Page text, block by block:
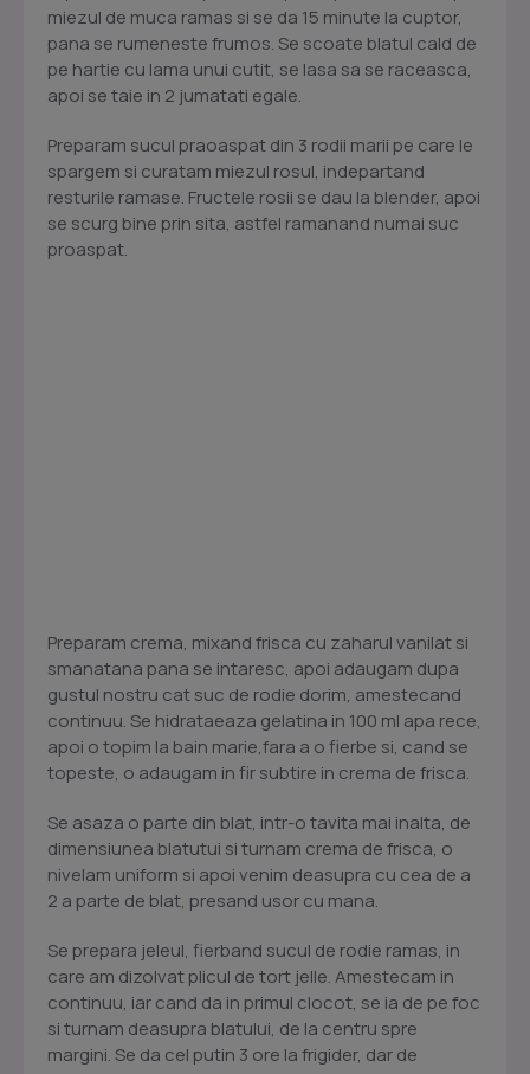
miezul de muca ramas si se da 15 minute la cuptor,
pana se rumeneste frumos. Se scoate blatul cald de
pe hartie cu lama unui cutit, se lasa sa se raceasca,
apoi se taie in 2 jumatati egale.
Preparam sucul praoaspat din 3 rodii marii pe care le
spargem si curatam miezul rosul, indepartand
resturile ramase. Fructele rosii se dau la blender, apoi
se scurg bine prin sita, astfel ramanand numai suc
proaspat.
Preparam crema, mixand frisca cu zaharul vanilat si
smanatana pana se intaresc, apoi adaugam dupa
gustul nostru cat suc de rodie dorim, amestecand
continuu. Se hidrataeaza gelatina in 100 ml apa rece,
apoi o topim la bain marie,fara a o fierbe si, cand se
topeste, o adaugam in fir subtire in crema de frisca.
Se asaza o parte din blat, intr-o tavita mai inalta, de
dimensiunea blatutui si turnam crema de frisca, o
nivelam uniform si apoi venim deasupra cu cea de a
2 a parte de blat, presand usor cu mana.
Se prepara jeleul, fierband sucul de rodie ramas, in
care am dizolvat plicul de tort jelle. Amestecam in
continuu, iar cand da in primul clocot, se ia de pe foc
si turnam deasupra blatului, de la centru spre
margini. Se da cel putin 3 ore la frigider, dar de